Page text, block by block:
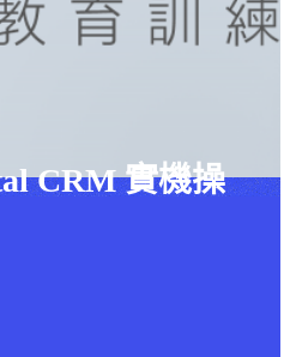
CRM 實機操